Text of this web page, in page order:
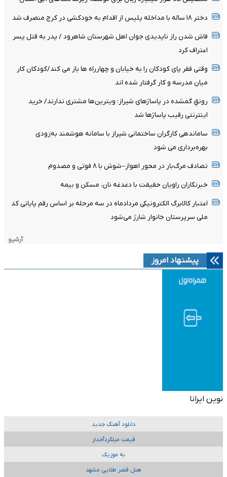
دختر ۱۸ ساله با مداخله پلیس از اقدام به خودکشی در کرج منصرف شد
فاش شدن راز ناپدیدی جوان اهل شهرستان شاهرود / پدر به قتل پسر
اعتراف کرد
وقتی فقر پای کودکان را به خیابان و چهارراه ها باز می کند/کودکان کار
میان مدرسه و کار گرفتار شده اند
رونقِ گمشده در پاساژهای شیراز؛ ویترین‌ها مشتری ندارند/ خرید
اینترنتی رقیب پاساژها شد
ساماندهی کارگران ساختمانی شیراز با سامانه هوشمند به‌زودی
بهره‌برداری می شود
تصادف مرگ‌بار در محور اهواز–شوش با ۸ فوتی و مصدوم
خبرنگاران راویان حقیقت با دغدغه نان، مسکن و بیمه
اعتبار کالابرگ الکترونیکی مردادماه در سه مرحله بر اساس رقم پایانی کد
ملی سرپرستان خانوار شارژ می‌شود
آرشیو
پیشنهاد امروز
نوین ایرانا
دانلود آهنگ جدید
قیمت میلگردآجدار
به موزیک
هتل قصر طلایی مشهد